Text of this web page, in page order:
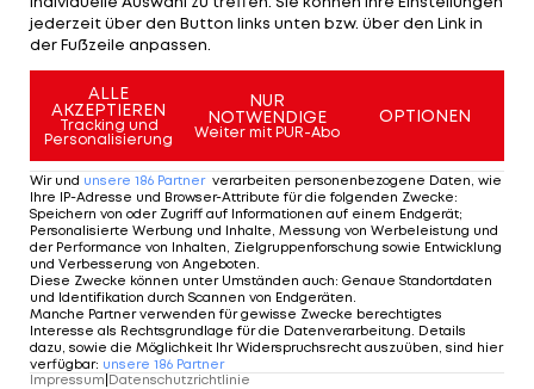
Ex-Rapidler Dursun bei Sensationsklub
Thun: "Kann es gar nicht realisieren"
Reportage 11
jederzeit über den Button links unten bzw. über den Link in
der Fußzeile anpassen.
ALLE
AKZEPTIEREN
Tracking und
Personalisierung
NUR
NOTWENDIGE
Weiter mit PUR-Abo
OPTIONEN
Wir und unsere 186 Partner verarbeiten personenbezogene Daten, wie
Ihre IP-Adresse und Browser-Attribute für die folgenden Zwecke:
Speichern von oder Zugriff auf Informationen auf einem Endgerät;
Personalisierte Werbung und Inhalte, Messung von Werbeleistung und
der Performance von Inhalten, Zielgruppenforschung sowie Entwicklung
und Verbesserung von Angeboten.
Diese Zwecke können unter Umständen auch: Genaue Standortdaten
und Identifikation durch Scannen von Endgeräten.
Manche Partner verwenden für gewisse Zwecke berechtigtes
Interesse als Rechtsgrundlage für die Datenverarbeitung. Details
dazu, sowie die Möglichkeit Ihr Widerspruchsrecht auszuüben, sind hier
verfügbar: unsere 186 Partner
Impressum Datenschutzrichtlinie